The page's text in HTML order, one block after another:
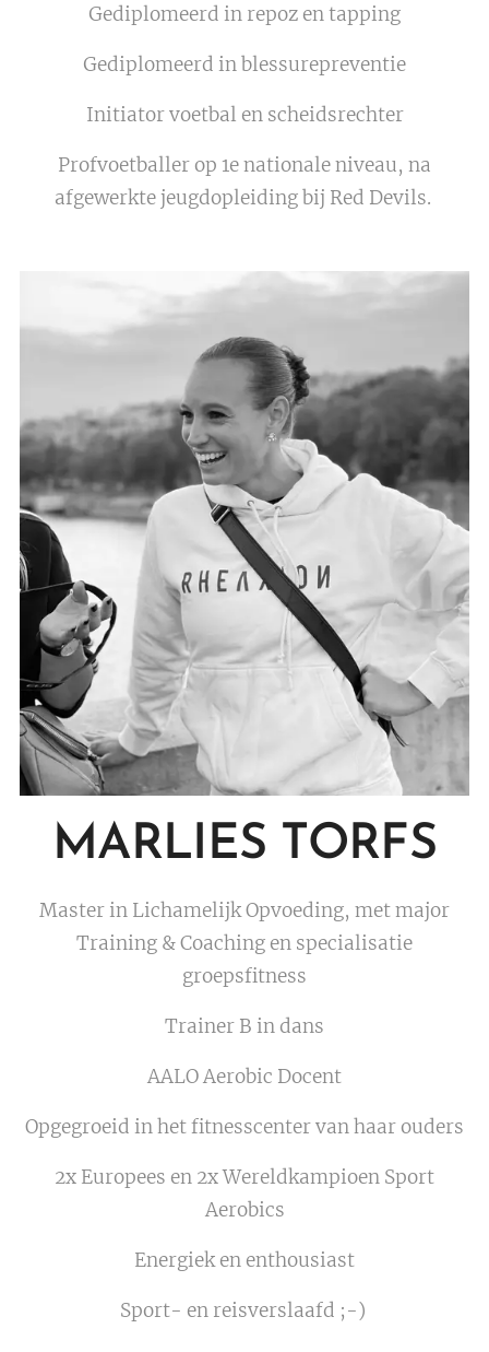
Gediplomeerd in repoz en tapping
Gediplomeerd in blessurepreventie
Initiator voetbal en scheidsrechter
Profvoetballer op 1e nationale niveau, na
afgewerkte jeugdopleiding bij Red Devils.
MARLIES TORFS
Master in Lichamelijk Opvoeding, met major
Training & Coaching en specialisatie
groepsfitness
Trainer B in dans
AALO Aerobic Docent
Opgegroeid in het fitnesscenter van haar ouders
2x Europees en 2x Wereldkampioen Sport
Aerobics
Energiek en enthousiast
Sport- en reisverslaafd ;-)